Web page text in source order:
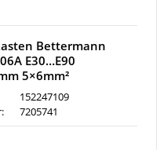
Bettermann
E30…E90
5×6mm²
152247109
7205741